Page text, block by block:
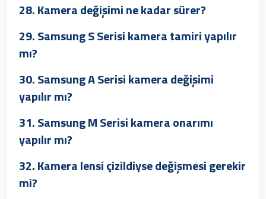
28. Kamera değişimi ne kadar sürer?
29. Samsung S Serisi kamera tamiri yapılır
mı?
30. Samsung A Serisi kamera değişimi
yapılır mı?
31. Samsung M Serisi kamera onarımı
yapılır mı?
32. Kamera lensi çizildiyse değişmesi gerekir
mi?